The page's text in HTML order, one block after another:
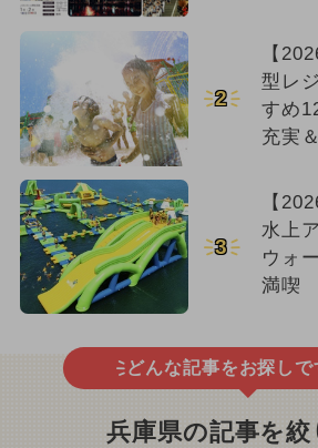
2
【
型レ
すめ
充実
3
【
水上
ウォ
満喫
どんな記事をお探しで
兵庫県の記事を絞